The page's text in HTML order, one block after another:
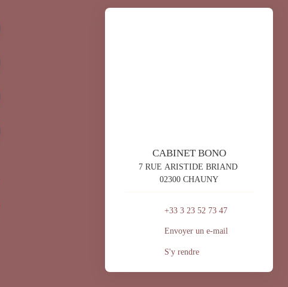
CABINET BONO
7 RUE ARISTIDE BRIAND
02300 CHAUNY
+33 3 23 52 73 47
Envoyer un e-mail
S'y rendre